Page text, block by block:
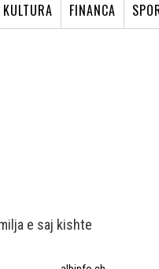
KULTURA FINANCA
e saj kishte